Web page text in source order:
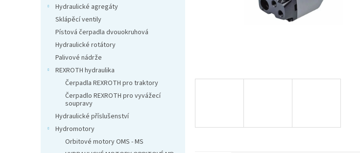
Hydraulické agregáty
Sklápěcí ventily
Pístová čerpadla dvouokruhová
Hydraulické rotátory
Palivové nádrže
REXROTH hydraulika
Čerpadla REXROTH pro traktory
Čerpadlo REXROTH pro vyvážecí
soupravy
Hydraulické příslušenství
Hydromotory
Orbitové motory OMS - MS